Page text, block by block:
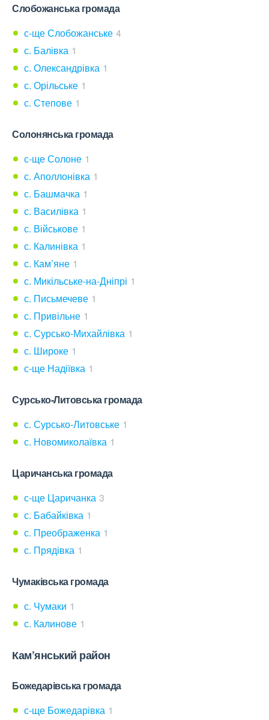
Слобожанська громада
с-ще Слобожанське 4
с. Балівка 1
с. Олександрівка 1
с. Орільське 1
с. Степове 1
Солонянська громада
с-ще Солоне 1
с. Аполлонівка 1
с. Башмачка 1
с. Василівка 1
с. Військове 1
с. Калинівка 1
с. Кам’яне 1
с. Микільське-на-Дніпрі 1
с. Письмечеве 1
с. Привільне 1
с. Сурсько-Михайлівка 1
с. Широке 1
с-ще Надіївка 1
Сурсько-Литовська громада
с. Сурсько-Литовське 1
с. Новомиколаївка 1
Царичанська громада
с-ще Царичанка 3
с. Бабайківка 1
с. Преображенка 1
с. Прядівка 1
Чумаківська громада
с. Чумаки 1
с. Калинове 1
Кам’янський район
Божедарівська громада
с-ще Божедарівка 1